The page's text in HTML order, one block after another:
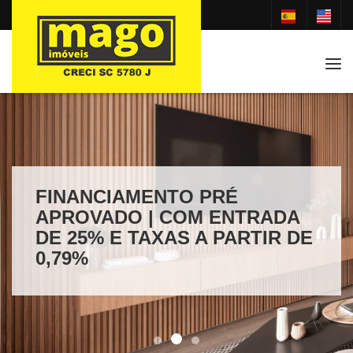
FINANCIAMENTO PRÉ
APROVADO | COM ENTRADA
DE 25% E TAXAS A PARTIR DE
0,79%